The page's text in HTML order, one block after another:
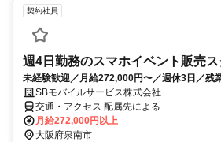
契約社員
週4日勤務のスマホイベント販売ス
未経験歓迎／月給272,000円〜／週休3日／残
SBモバイルサービス株式会社
交通・アクセス 配属先による
月給272,000円以上
大阪府泉南市